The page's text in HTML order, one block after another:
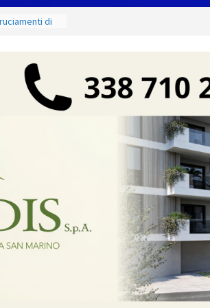
di
della città e
partnership
12,
del